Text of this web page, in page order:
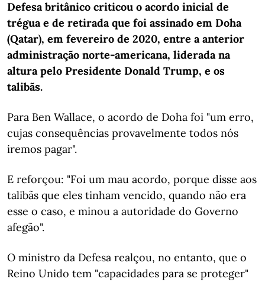
Defesa britânico criticou o acordo inicial de
trégua e de retirada que foi assinado em Doha
(Qatar), em fevereiro de 2020, entre a anterior
administração norte-americana, liderada na
altura pelo Presidente Donald Trump, e os
talibãs.
Para Ben Wallace, o acordo de Doha foi "um erro,
cujas consequências provavelmente todos nós
iremos pagar".
E reforçou: "Foi um mau acordo, porque disse aos
talibãs que eles tinham vencido, quando não era
esse o caso, e minou a autoridade do Governo
afegão".
O ministro da Defesa realçou, no entanto, que o
Reino Unido tem "capacidades para se proteger"